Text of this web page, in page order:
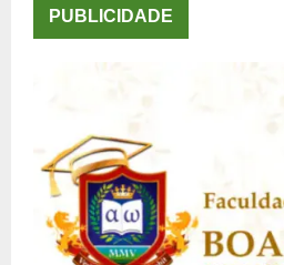
PUBLICIDADE